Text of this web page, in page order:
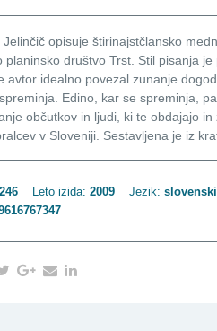
opisuje štirinajstčlansko
planinsko društvo Trst. Stil pisanja
avtor idealno povezal zunanje
Edino, kar se spreminja,
občutkov in ljudi, ki te obdajajo
v Sloveniji. Sestavljena je iz
246 Leto izida: 2009 Jezik: slovenski